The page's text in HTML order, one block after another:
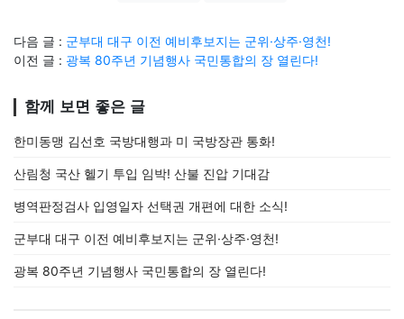
다음 글 : 군부대 대구 이전 예비후보지는 군위·상주·영천!
이전 글 : 광복 80주년 기념행사 국민통합의 장 열린다!
함께 보면 좋은 글
한미동맹 김선호 국방대행과 미 국방장관 통화!
산림청 국산 헬기 투입 임박! 산불 진압 기대감
병역판정검사 입영일자 선택권 개편에 대한 소식!
군부대 대구 이전 예비후보지는 군위·상주·영천!
광복 80주년 기념행사 국민통합의 장 열린다!